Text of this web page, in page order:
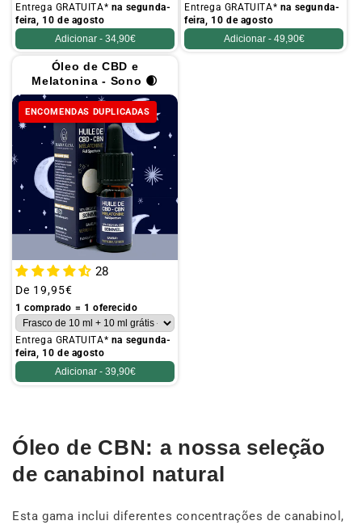
Entrega GRATUITA* na segunda-
feira, 10 de agosto
Adicionar - 34,90€
Entrega GRATUITA* na segunda-
feira, 10 de agosto
Adicionar - 49,90€
Óleo de CBD e
Melatonina - Sono 🌒
ENCOMENDAS DUPLICADAS
28
Preço
habitual
De 19,95€
1 comprado = 1 oferecido
Entrega GRATUITA* na segunda-
feira, 10 de agosto
Adicionar - 39,90€
Óleo de CBN: a nossa seleção
de canabinol natural
Esta gama inclui diferentes concentrações de canabinol,